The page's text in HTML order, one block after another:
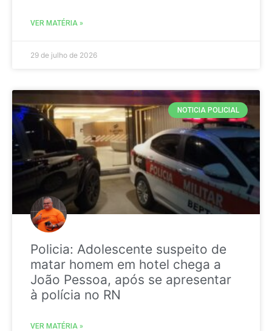
VER MATÉRIA »
29 de julho de 2026
NOTICIA POLICIAL
Policia: Adolescente suspeito de
matar homem em hotel chega a
João Pessoa, após se apresentar
à polícia no RN
VER MATÉRIA »